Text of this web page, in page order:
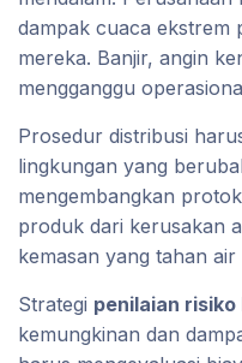
dampak cuaca ekstrem
mereka. Banjir, angin
mengganggu
Prosedur distribusi
lingkungan yang
mengembangkan
produk dari kerusakan
kemasan yang tahan air
Strategi penilaian risiko
kemungkinan dan